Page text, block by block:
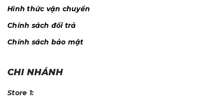
Hình thức vận chuyển
Chính sách đổi trả
Chính sách bảo mật
CHI NHÁNH
Store 1: